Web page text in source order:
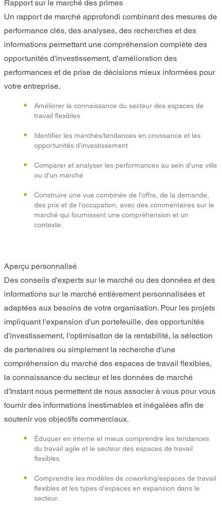
Rapport sur le marché des primes
Un rapport de marché approfondi combinant des mesures de
performance clés, des analyses, des recherches et des
informations permettant une compréhension complète des
opportunités d'investissement, d'amélioration des
performances et de prise de décisions mieux informées pour
votre entreprise.
Améliorer la connaissance du secteur des espaces de
travail flexibles
Identifier les marchés/tendances en croissance et les
opportunités d'investissement
Comparer et analyser les performances au sein d'une ville
ou d'un marché
Construire une vue combinée de l'offre, de la demande,
des prix et de l'occupation, avec des commentaires sur le
marché qui fournissent une compréhension et un
contexte.
Aperçu personnalisé
Des conseils d'experts sur le marché ou des données et des
informations sur le marché entièrement personnalisées et
adaptées aux besoins de votre organisation. Pour les projets
impliquant l'expansion d'un portefeuille, des opportunités
d'investissement, l'optimisation de la rentabilité, la sélection
de partenaires ou simplement la recherche d'une
compréhension du marché des espaces de travail flexibles,
la connaissance du secteur et les données de marché
d'Instant nous permettent de nous associer à vous pour vous
fournir des informations inestimables et inégalées afin de
soutenir vos objectifs commerciaux.
Éduquer en interne et mieux comprendre les tendances
du travail agile et le secteur des espaces de travail
flexibles.
Comprendre les modèles de coworking/espaces de travail
flexibles et les types d'espaces en expansion dans le
secteur.